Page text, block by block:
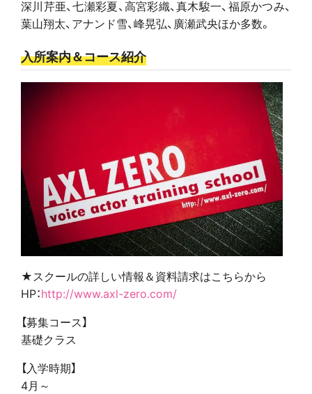
深川芹亜、七瀬彩夏、高宮彩織、真木駿一、福原かつみ、
葉山翔太、アナンド雪、峰晃弘、廣瀬武央ほか多数。
入所案内＆コース紹介
★スクールの詳しい情報＆資料請求はこちらから
HP：http://www.axl-zero.com/
【募集コース】
基礎クラス
【入学時期】
4月～